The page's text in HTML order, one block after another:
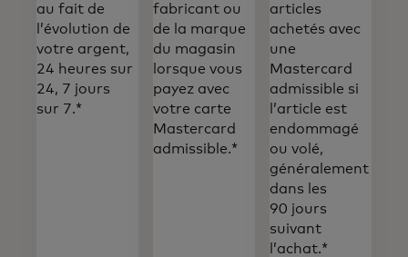
au fait de
l’évolution de
votre argent,
24 heures sur
24, 7 jours
sur 7.*
fabricant ou
de la marque
du magasin
lorsque vous
payez avec
votre carte
Mastercard
admissible.*
articles
achetés avec
une
Mastercard
admissible si
l’article est
endommagé
ou volé,
généralement
dans les
90 jours
suivant
l’achat.*